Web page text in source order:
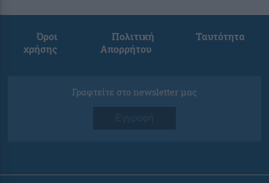
Όροι
χρήσης
Πολιτική
Απορρήτου
Ταυτότητα
Γραφτείτε στο newsletter μας
Εγγραφή